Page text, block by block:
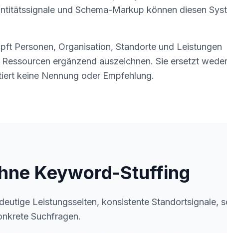
und Schema-Markup können diesen
Personen, Organisation, Standorte und Leistungen
ergänzend auszeichnen. Sie ersetzt
keine Nennung oder Empfehlung.
Keyword-Stuffing
Leistungsseiten, konsistente Standortsignale,
Suchfragen.